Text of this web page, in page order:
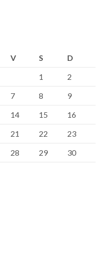
V S
D
1
2
7 8
9
14 15
16
21 22
23
28 29
30